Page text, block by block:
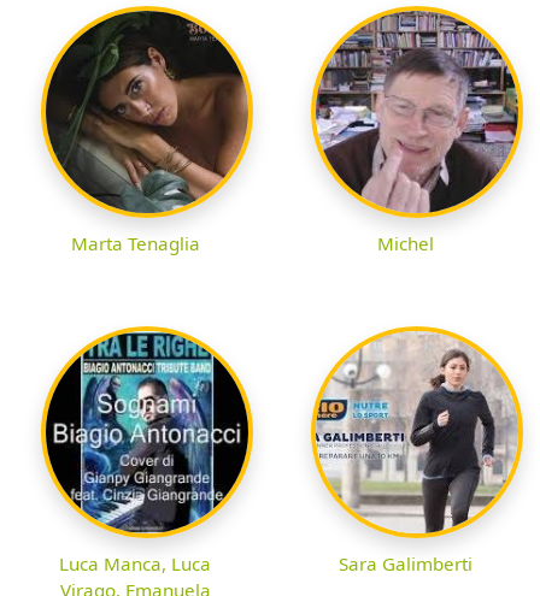
Marta Tenaglia Michel
Luca Manca, Luca
Virago, Emanuela
Sara Galimberti